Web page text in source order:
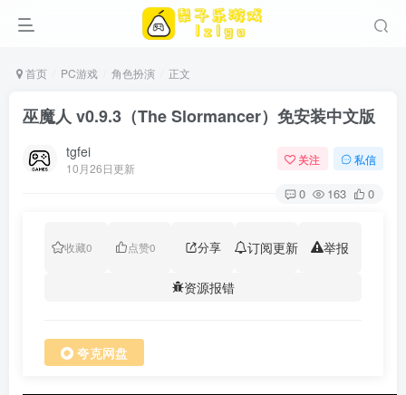
首页 PC游戏 角色扮演 正文
巫魔人 v0.9.3（The Slormancer）免安装中文版
tgfei
10月26日更新
关注 私信
0 163 0
收藏0 点赞0 分享 订阅更新 举报
资源报错
夸克网盘